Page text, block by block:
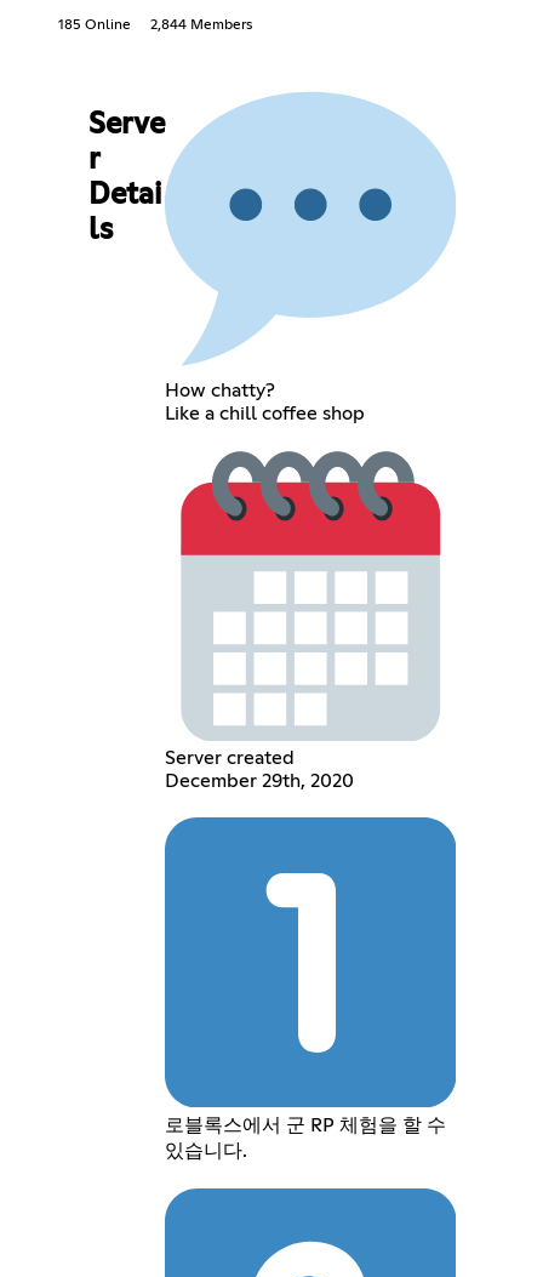
185 Online 2,844 Members
Serve
r
Detai
ls
How chatty?
Like a chill coffee shop
Server created
December 29th, 2020
로블록스에서 군 RP 체험을 할 수
있습니다.